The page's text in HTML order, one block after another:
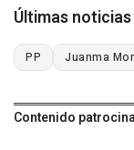
Últimas
PP Juanma
Contenido